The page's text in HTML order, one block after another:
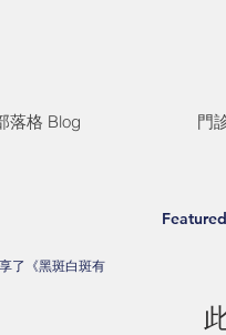
落格 Blog 門
了《黑斑白斑有